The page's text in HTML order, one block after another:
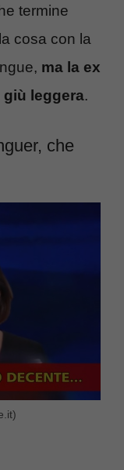
termine
cosa con la
ma la ex
giù leggera.
che